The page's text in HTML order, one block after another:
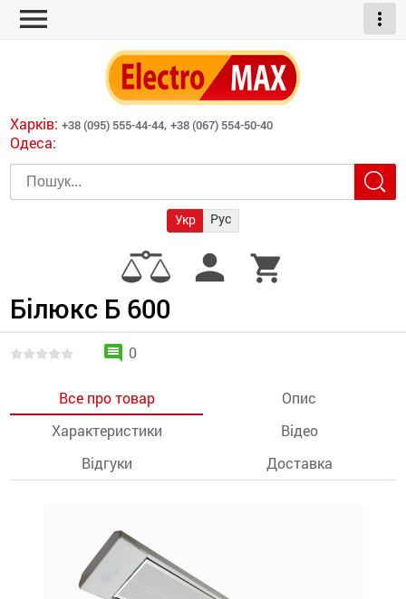
menu more_vert
Харків: +38 (095) 555-44-44, +38 (067) 554-50-40
Одеса:
Укр Рус
person shopping_cart
обігрівачі
машини
для
Білюкс Б 600
comment 0
Все про товар
Опис
Характеристики
Відео
Відгуки
Доставка